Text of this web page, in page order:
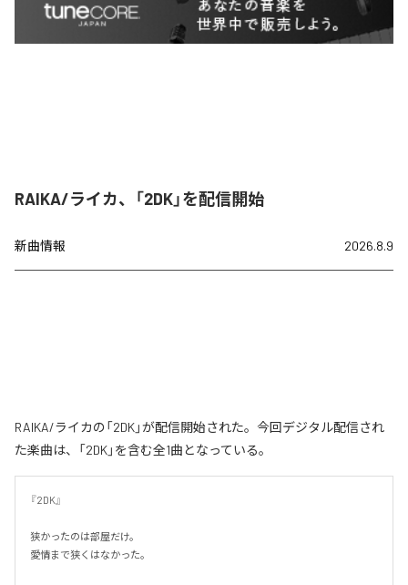
RAIKA/ライカ、「2DK」を配信開始
新曲情報 2026.8.9
RAIKA/ライカの「2DK」が配信開始された。今回デジタル配信され
た楽曲は、「2DK」を含む全1曲となっている。
『2DK』
狭かったのは部屋だけ。
愛情まで狭くはなかった。